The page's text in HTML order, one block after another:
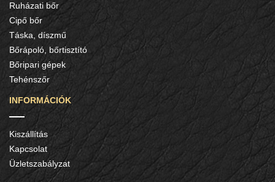
Ruházati bőr
Cipő bőr
Táska, díszmű
Bőrápoló, bőrtisztító
Bőripari gépek
Tehénszőr
INFORMÁCIÓK
Kiszállítás
Kapcsolat
Üzletszabályzat